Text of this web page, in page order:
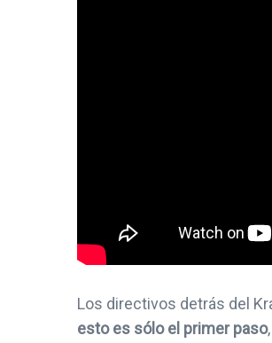
Los directivos detrás del
esto es sólo el primer paso